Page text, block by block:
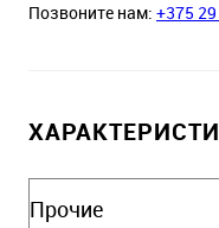
Позвоните нам: +375
Прочие